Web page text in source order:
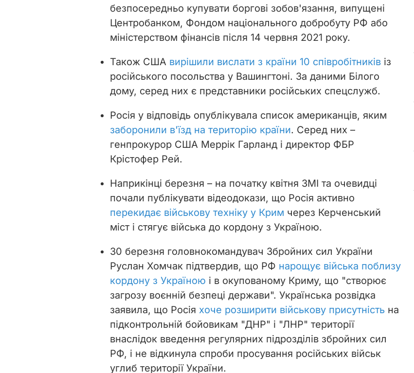
безпосередньо купувати боргові зобов'язання, випущені
Центробанком, Фондом національного добробуту РФ або
міністерством фінансів після 14 червня 2021 року.
Також США вирішили вислати з країни 10 співробітників із
російського посольства у Вашингтоні. За даними Білого
дому, серед них є представники російських спецслужб.
Росія у відповідь опублікувала список американців, яким
заборонили в'їзд на територію країни. Серед них –
генпрокурор США Меррік Гарланд і директор ФБР
Крістофер Рей.
Наприкінці березня – на початку квітня ЗМІ та очевидці
почали публікувати відеодокази, що Росія активно
перекидає військову техніку у Крим через Керченський
міст і стягує війська до кордону з Україною.
30 березня головнокомандувач Збройних сил України
Руслан Хомчак підтвердив, що РФ нарощує війська поблизу
кордону з Україною і в окупованому Криму, що "створює
загрозу воєнній безпеці держави". Українська розвідка
заявила, що Росія хоче розширити військову присутність на
підконтрольній бойовикам "ДНР" і "ЛНР" території
внаслідок введення регулярних підрозділів збройних сил
РФ, і не відкинула спроби просування російських військ
углиб території України.